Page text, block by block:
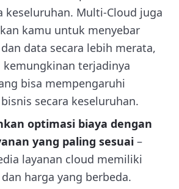
keseluruhan. Multi-Cloud juga
kamu untuk menyebar
data secara lebih merata,
terjadinya
bisa mempengaruhi
secara keseluruhan.
optimasi biaya dengan
yang paling sesuai –
layanan cloud memiliki
harga yang berbeda.